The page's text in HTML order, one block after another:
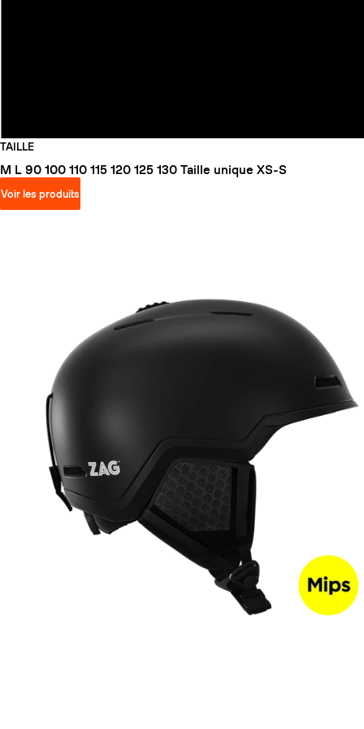
TAILLE
M L 90 100 110 115 120 125 130 Taille unique XS-S
Voir les produits